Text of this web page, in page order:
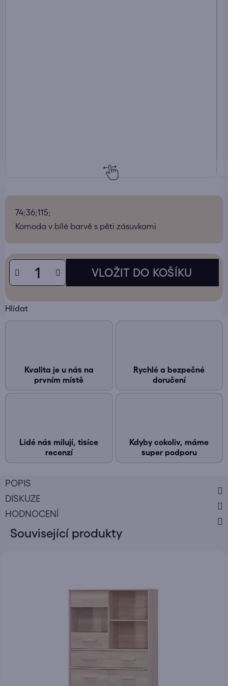
74;36;115;
Komoda v bílé barvě s pěti zásuvkami
Hlídat
Kvalita je u nás na
prvním místě
Rychlé a bezpečné
doručení
Lidé nás milují, tisíce
recenzí
Kdyby cokoliv, máme
super podporu
POPIS
DISKUZE
HODNOCENÍ
Související produkty